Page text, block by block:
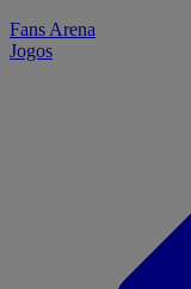
Fans Arena
Jogos